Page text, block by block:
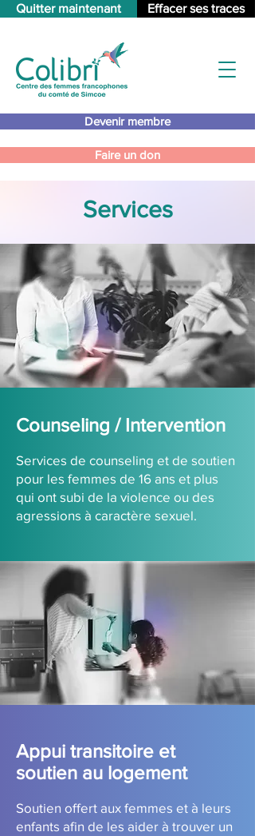
Devenir membre
Faire un don
Quitter maintenant Effacer ses traces
Services
Counseling / Intervention
Services de counseling et de soutien
pour les femmes de 16 ans et plus
qui ont subi de la violence ou des
agressions à caractère sexuel.
Appui transitoire et
soutien au logement
Soutien offert aux femmes et à leurs
enfants afin de les aider à trouver un